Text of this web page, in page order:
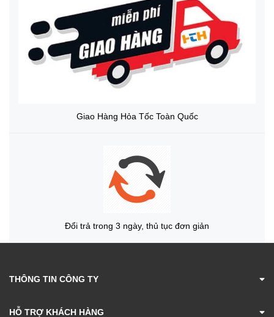
Giao Hàng Hỏa Tốc Toàn Quốc
Đổi trả trong 3 ngày, thủ tục đơn giản
THÔNG TIN CÔNG TY
HỖ TRỢ KHÁCH HÀNG